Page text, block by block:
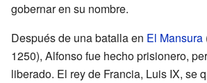
gobernar en su nombre.
Después de una batalla en El Mansura
1250), Alfonso fue hecho prisionero,
liberado. El rey de Francia, Luis IX, se